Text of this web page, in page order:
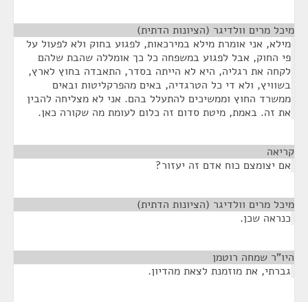
מיכל מרים וולדיגר (הציונות הדתית)
מילא, אני אומרת מילא במירכאות, לפגוע בחוק ולא לפעול על
פי החוק, אבל לפגוע במשפחה כל כך אומללה שהבת שלהם
לקחה את רגליה, היא לא הייתה בסדר, התאבדה בחוץ לארץ,
בשוויץ, ולא די כל הטרגדיה, באים מהפרקליטות ובאים
ממשרד החוץ וממשיכים להתעלל בהם. אני לא מצליחה להבין
את זה. באמת, מיטת סדום זה כלום לעומת מה שקורה כאן.
קריאה
אם יצומצם כוח אדם זה יעזור?
מיכל מרים וולדיגר (הציונות הדתית)
כנראה שכן.
היו"ר שמחה רוטמן
גברתי, את מוזמנת לצאת מהדיון.